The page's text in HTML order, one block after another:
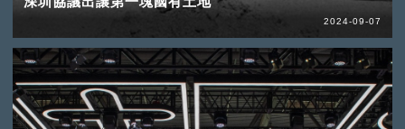
2024-09-07